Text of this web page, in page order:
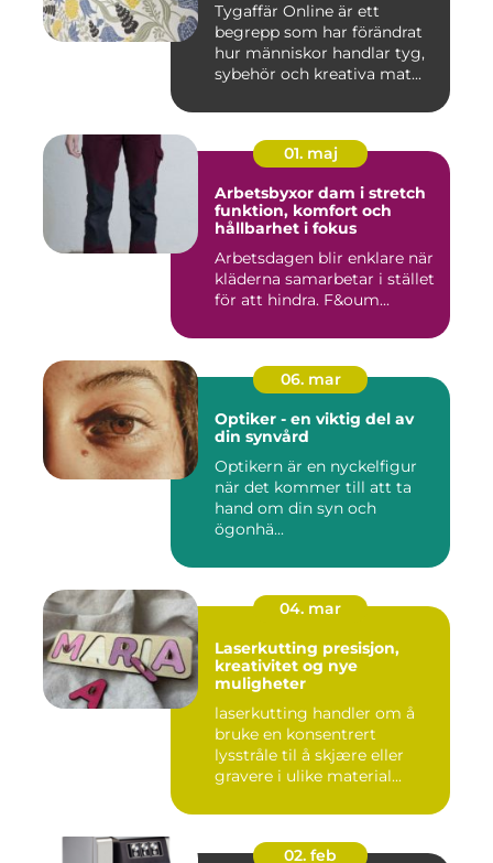
Tygaffär Online är ett
begrepp som har förändrat
hur människor handlar tyg,
sybehör och kreativa mat...
01. maj
Arbetsbyxor dam i stretch
funktion, komfort och
hållbarhet i fokus
Arbetsdagen blir enklare när
kläderna samarbetar i stället
för att hindra. F&oum...
06. mar
Optiker - en viktig del av
din synvård
Optikern är en nyckelfigur
när det kommer till att ta
hand om din syn och
ögonhä...
04. mar
Laserkutting presisjon,
kreativitet og nye
muligheter
laserkutting handler om å
bruke en konsentrert
lysstråle til å skjære eller
gravere i ulike material...
02. feb